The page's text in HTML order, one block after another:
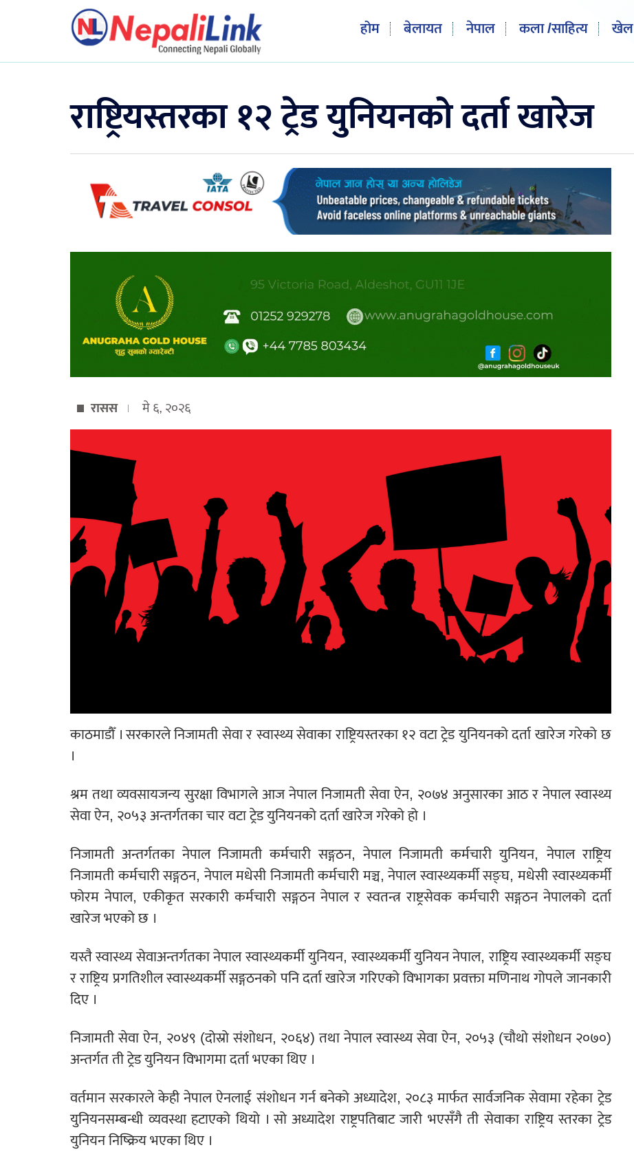
होम बेलायत नेपाल कला /साहित्य खेल
राष्ट्रियस्तरका १२ ट्रेड युनियनको दर्ता खारेज
रासस मे ६, २०२६
काठमाडौँ । सरकारले निजामती सेवा र स्वास्थ्य सेवाका राष्ट्रियस्तरका १२ वटा ट्रेड युनियनको दर्ता खारेज गरेको छ
।
श्रम तथा व्यवसायजन्य सुरक्षा विभागले आज नेपाल निजामती सेवा ऐन, २०७४ अनुसारका आठ र नेपाल स्वास्थ्य
सेवा ऐन, २०५३ अन्तर्गतका चार वटा ट्रेड युनियनको दर्ता खारेज गरेको हो ।
निजामती अन्तर्गतका नेपाल निजामती कर्मचारी सङ्गठन, नेपाल निजामती कर्मचारी युनियन, नेपाल राष्ट्रिय
निजामती कर्मचारी सङ्गठन, नेपाल मधेसी निजामती कर्मचारी मञ्च, नेपाल स्वास्थ्यकर्मी सङ्घ, मधेसी स्वास्थ्यकर्मी
फोरम नेपाल, एकीकृत सरकारी कर्मचारी सङ्गठन नेपाल र स्वतन्त्र राष्ट्रसेवक कर्मचारी सङ्गठन नेपालको दर्ता
खारेज भएको छ ।
यस्तै स्वास्थ्य सेवाअन्तर्गतका नेपाल स्वास्थ्यकर्मी युनियन, स्वास्थ्यकर्मी युनियन नेपाल, राष्ट्रिय स्वास्थ्यकर्मी सङ्घ
र राष्ट्रिय प्रगतिशील स्वास्थ्यकर्मी सङ्गठनको पनि दर्ता खारेज गरिएको विभागका प्रवक्ता मणिनाथ गोपले जानकारी
दिए ।
निजामती सेवा ऐन, २०४९ (दोस्रो संशोधन, २०६४) तथा नेपाल स्वास्थ्य सेवा ऐन, २०५३ (चौथो संशोधन २०७०)
अन्तर्गत ती ट्रेड युनियन विभागमा दर्ता भएका थिए ।
वर्तमान सरकारले केही नेपाल ऐनलाई संशोधन गर्न बनेको अध्यादेश, २०८३ मार्फत सार्वजनिक सेवामा रहेका ट्रेड
युनियनसम्बन्धी व्यवस्था हटाएको थियो । सो अध्यादेश राष्ट्रपतिबाट जारी भएसँगै ती सेवाका राष्ट्रिय स्तरका ट्रेड
युनियन निष्क्रिय भएका थिए ।